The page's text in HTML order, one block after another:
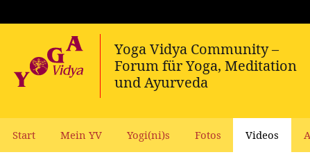
Start Mein YV Yogi(ni)s Fotos Videos